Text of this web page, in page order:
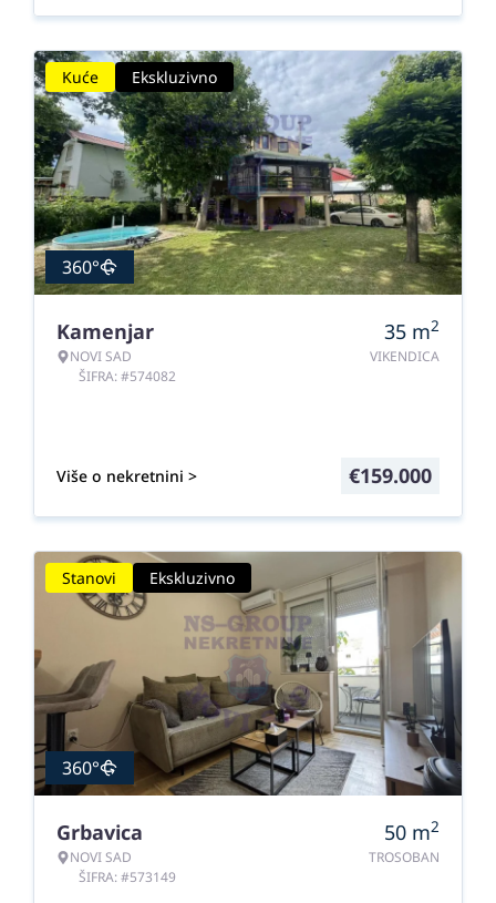
Kuće Ekskluzivno
360°
Kamenjar
NOVI SAD
ŠIFRA: #574082
35 m2
VIKENDICA
Više o nekretnini > €159.000
Stanovi Ekskluzivno
360°
Grbavica
NOVI SAD
ŠIFRA: #573149
50 m2
TROSOBAN